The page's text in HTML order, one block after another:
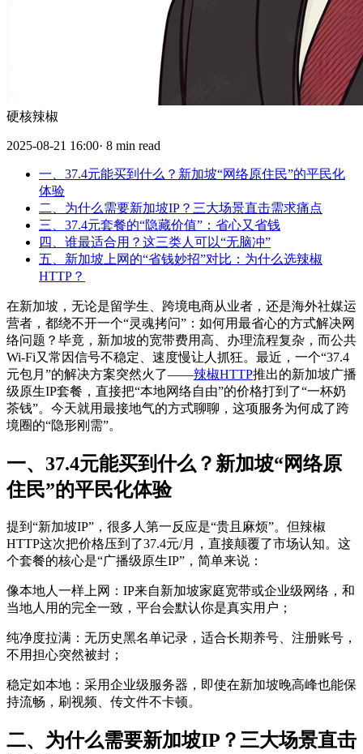
硬核辣椒
2025-08-21 16:00· 8 min read
一、37.4元能买到什么？新加坡“网络原住民”的平民化
体验
二、为什么需要新加坡IP？三大场景直击需求痛点
三、37.4元套餐的“隐藏价值”：省心又省钱
四、谁最适合用？这三类人可以“无脑冲”
五、新加坡上网的“省钱妙招”对比：为什么选辣椒
HTTP？
在新加坡，无论是留学生、跨境电商从业者，还是海外社媒运
营者，都绕不开一个“灵魂拷问”：如何用最省心的方式解决网
络问题？毕竟，新加坡的宽带费用高、办理流程复杂，而公共
Wi-Fi又常因信号不稳定、速度慢让人抓狂。最近，一个“37.4
元包月”的解决方案突然火了——辣椒HTTP推出的新加坡广播
级原生IP套餐，直接把“本地网络自由”的价格打到了“一杯奶
茶钱”。今天就用最接地气的方式聊聊，这项服务为何成了跨
境圈的“隐形刚需”。
一、37.4元能买到什么？新加坡“网络原
住民”的平民化体验
提到“新加坡IP”，很多人第一反应是“贵且麻烦”。但辣椒
HTTP这次把价格压到了37.4元/月，直接颠覆了市场认知。这
个套餐的核心是“广播级原生IP”，简单来说：
像本地人一样上网：IP来自新加坡家庭宽带或企业级网络，和
当地人用的完全一致，平台会默认你是真实用户；
纯净度拉满：无历史黑名单记录，适合长期养号、注册账号，
不用担心突然被封；
稳定如本地：采用企业级服务器，即使在新加坡晚高峰也能保
持流畅，刷视频、传文件不卡顿。
二、为什么需要新加坡IP？三大场景直击